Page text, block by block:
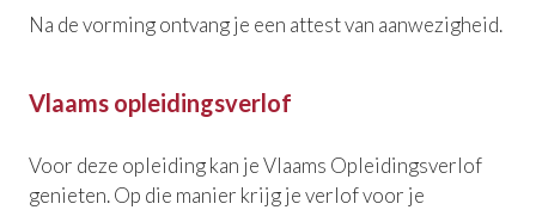
Na de vorming ontvang je een attest van aanwezigheid.
Vlaams opleidingsverlof
Voor deze opleiding kan je Vlaams Opleidingsverlof
genieten. Op die manier krijg je verlof voor je